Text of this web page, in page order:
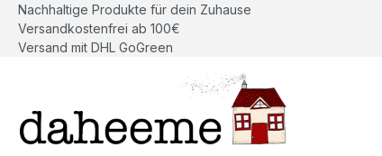
Zur Hauptnavigation springen
Nachhaltige Produkte für dein Zuhause
Versandkostenfrei ab 100€
Versand mit DHL GoGreen